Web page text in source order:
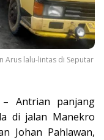
Arus lalu-lintas di Seputar
Antrian panjang
di jalan Manekro
Johan Pahlawan,